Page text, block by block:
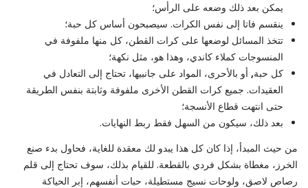
يمكن بعد ذلك وضعه على الرأس؛
ينقسم فاتا إلى نفس الكرات. سيصبحون أساس كل حبة؛
تتخذ المسائل لوضعها على كرات القطن، كل منها ملفوفة في
المنسوجات كملاء كاندي، وهذا هو، مثل نكهة؛
كل حبة, أو بالأحرى، المواد على جانبيها، تحتاج إلى التعادل في
العقيدات. جميع كرات القطن الأخرى ملفوفة وثابتة بنفس الطريقة
حتى انتهت قطاع الأنسجة؛
بعد ذلك، سيكون من السهل فقط ربط النهايات.
من حيث المبدأ، إذا كان كل هذا يبدو لك معقدة للغاية، فحاول بدء صنع
الخرز، مغطاة بشكل فردي بالقطعة. للقيام بذلك، سوف تحتاج إلى قلم
رصاص لاصق، ولوحات نسيج مستطيلة، حبات أنفسهم، إبر الحياكة